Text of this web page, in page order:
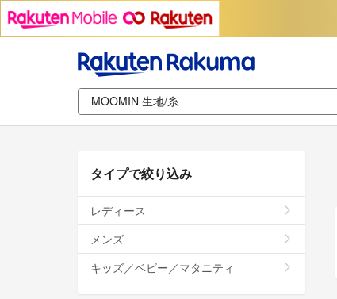
タイプで絞り込み
レディース
メンズ
キッズ／ベビー／マタニティ